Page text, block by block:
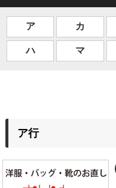
ア カ
ハ マ
ア行